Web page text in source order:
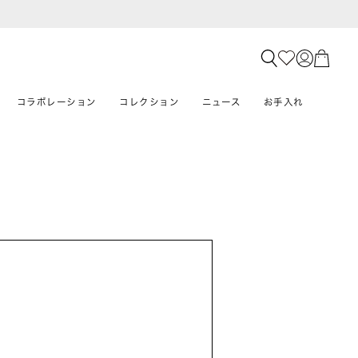
コラボレーション コレクション ニュース お手入れ